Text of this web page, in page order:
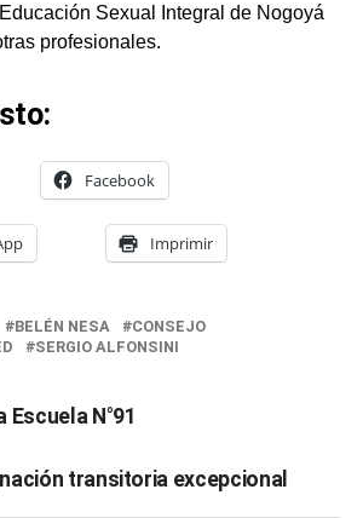
Sexual Integral de Nogoyá
profesionales.
Facebook
Imprimir
BELÉN NESA
CONSEJO
SERGIO ALFONSINI
Escuela N°91
transitoria excepcional